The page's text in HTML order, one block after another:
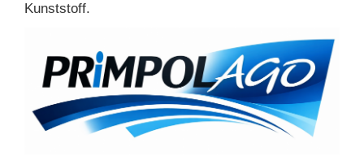
Zrazy,
Spieße
Küchentabletts
Stößel,
Kunststoff.